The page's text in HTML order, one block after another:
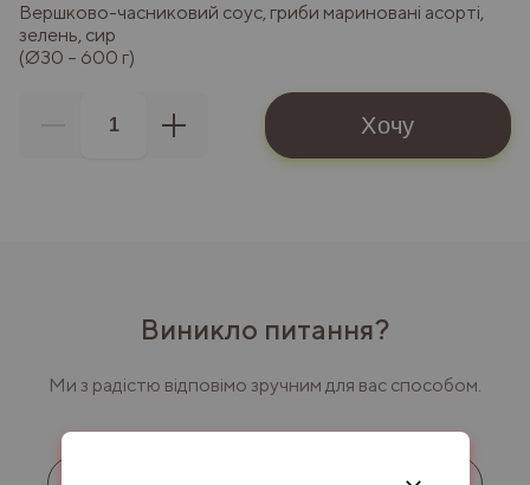
Вершково-часниковий соус, гриби мариновані асорті,
зелень, сир
(Ø30 – 600 г)
Хочу
Виникло питання?
Ми з радістю відповімо зручним для вас способом.